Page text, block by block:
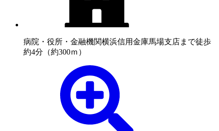
病院・役所・金融機関横浜信用金庫馬場支店まで徒歩
約4分（約300ｍ）